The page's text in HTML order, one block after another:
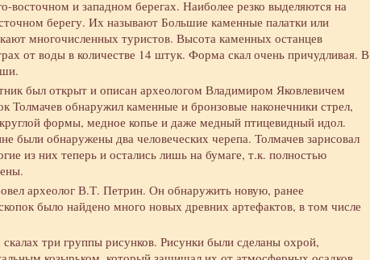
восточном и западном берегах. Наиболее резко выделяются на
берегу. Их называют Большие каменные палатки или
многочисленных туристов. Высота каменных останцев
от воды в количестве 14 штук. Форма скал очень причудливая. В
был открыт и описан археологом Владимиром Яковлевичем
Толмачев обнаружил каменные и бронзовые наконечники стрел,
формы, медное копье и даже медный птицевидный идол.
были обнаружены два человеческих черепа. Толмачев зарисовал
из них теперь и остались лишь на бумаге, т.к. полностью
археолог В.Т. Петрин. Он обнаружить новую, ранее
было найдено много новых древних артефактов, в том числе
три группы рисунков. Рисунки были сделаны охрой,